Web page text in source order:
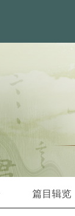
篇目辑览